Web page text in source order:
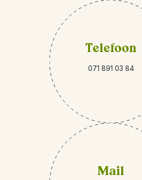
Telefoon
071 891 03 84
Mail